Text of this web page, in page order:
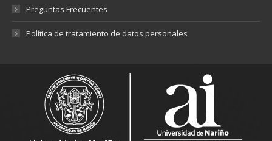
Preguntas Frecuentes
Política de tratamiento de datos personales